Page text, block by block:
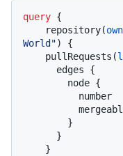
query {
    repository
(
World")
{
    pullRequests
(
      edges
{
        node
{
}
}
}